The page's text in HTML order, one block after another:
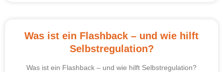
Was ist ein Flashback – und wie hilft
Selbstregulation?
Was ist ein Flashback – und wie hilft Selbstregulation?